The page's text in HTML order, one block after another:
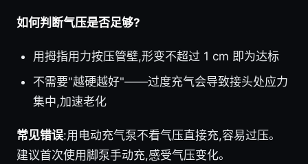
如何判断气压是否足够?
用拇指用力按压管壁,形变不超过 1 cm 即为达标
不需要"越硬越好"——过度充气会导致接头处应力
集中,加速老化
常见错误:用电动充气泵不看气压直接充,容易过压。
建议首次使用脚泵手动充,感受气压变化。